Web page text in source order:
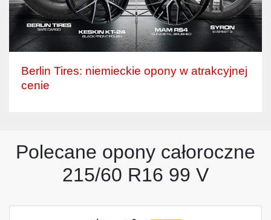
Berlin Tires: niemieckie opony w atrakcyjnej
cenie
Polecane opony całoroczne
215/60 R16 99 V